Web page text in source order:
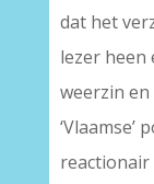
dat het
lezer heen
weerzin en
reactionair